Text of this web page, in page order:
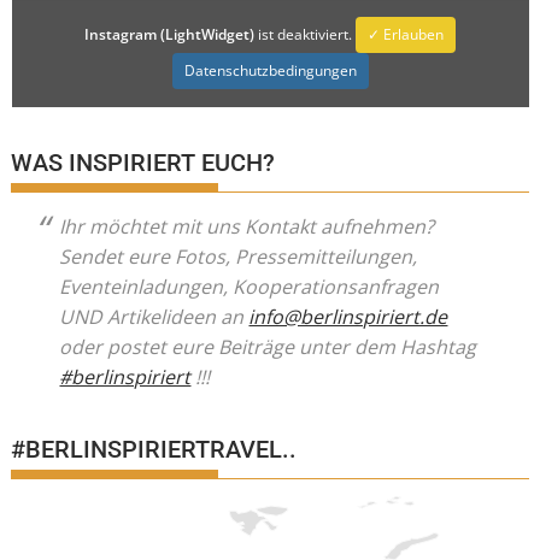
Instagram (LightWidget) ist deaktiviert.
✓ Erlauben
Datenschutzbedingungen
WAS INSPIRIERT EUCH?
Ihr möchtet mit uns Kontakt aufnehmen?
Sendet eure Fotos, Pressemitteilungen,
Eventeinladungen, Kooperationsanfragen
UND Artikelideen an info@berlinspiriert.de
oder postet eure Beiträge unter dem Hashtag
#berlinspiriert!!!
#BERLINSPIRIERTRAVEL..